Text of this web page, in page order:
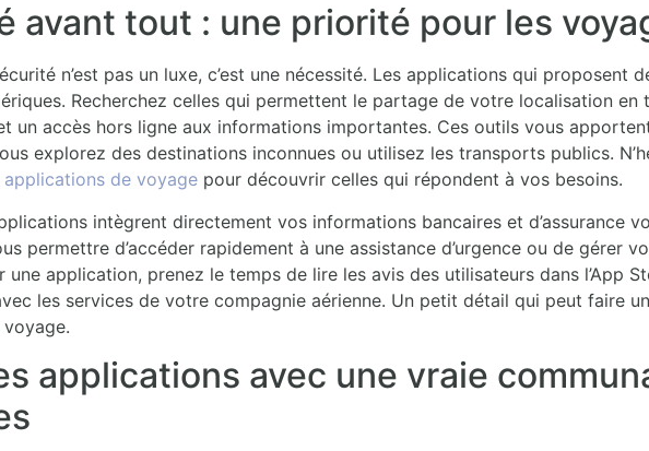
avant tout : une priorité pour les
n’est pas un luxe, c’est une nécessité. Les applications qui proposent
Recherchez celles qui permettent le partage de votre localisation en
un accès hors ligne aux informations importantes. Ces outils vous
explorez des destinations inconnues ou utilisez les transports publics.
applications de voyage pour découvrir celles qui répondent à vos besoins.
intègrent directement vos informations bancaires et d’assurance
permettre d’accéder rapidement à une assistance d’urgence ou de gérer
une application, prenez le temps de lire les avis des utilisateurs dans l’App
les services de votre compagnie aérienne. Un petit détail qui peut faire
applications avec une vraie